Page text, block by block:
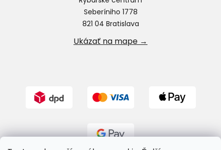
Seberíniho 1778
821 04 Bratislava
Ukázať na mape →